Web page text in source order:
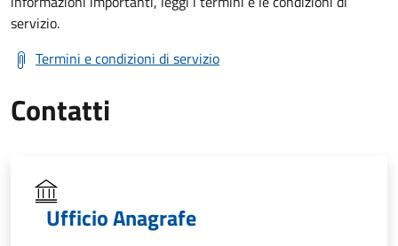
servizio.
Termini e condizioni di servizio
Contatti
Ufficio Anagrafe